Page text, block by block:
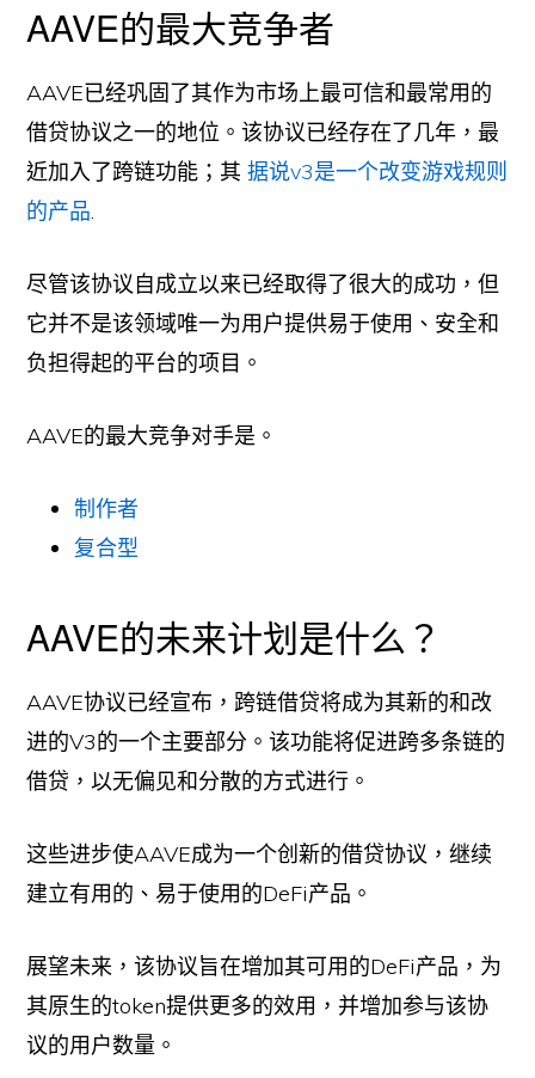
AAVE的最大竞争者
AAVE已经巩固了其作为市场上最可信和最常用的
借贷协议之一的地位。该协议已经存在了几年，最
近加入了跨链功能；其据说v3是一个改变游戏规则
的产品.
尽管该协议自成立以来已经取得了很大的成功，但
它并不是该领域唯一为用户提供易于使用、安全和
负担得起的平台的项目。
AAVE的最大竞争对手是。
制作者
复合型
AAVE的未来计划是什么？
AAVE协议已经宣布，跨链借贷将成为其新的和改
进的V3的一个主要部分。该功能将促进跨多条链的
借贷，以无偏见和分散的方式进行。
这些进步使AAVE成为一个创新的借贷协议，继续
建立有用的、易于使用的DeFi产品。
展望未来，该协议旨在增加其可用的DeFi产品，为
其原生的token提供更多的效用，并增加参与该协
议的用户数量。